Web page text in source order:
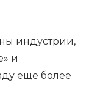
индустрии,
и
еще более